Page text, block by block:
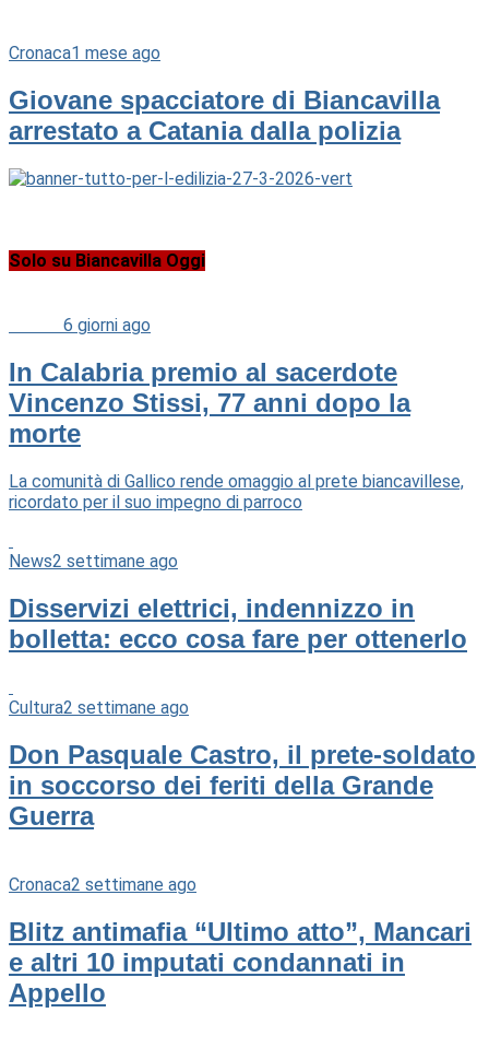
Cronaca1 mese ago
Giovane spacciatore di Biancavilla
arrestato a Catania dalla polizia
Solo su Biancavilla Oggi
6 giorni ago
In Calabria premio al sacerdote
Vincenzo Stissi, 77 anni dopo la
morte
La comunità di Gallico rende omaggio al prete biancavillese,
ricordato per il suo impegno di parroco
News2 settimane ago
Disservizi elettrici, indennizzo in
bolletta: ecco cosa fare per ottenerlo
Cultura2 settimane ago
Don Pasquale Castro, il prete-soldato
in soccorso dei feriti della Grande
Guerra
Cronaca2 settimane ago
Blitz antimafia “Ultimo atto”, Mancari
e altri 10 imputati condannati in
Appello